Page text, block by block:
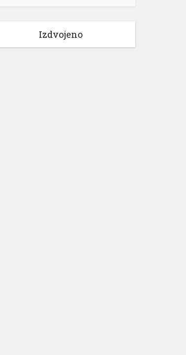
Izdvojeno